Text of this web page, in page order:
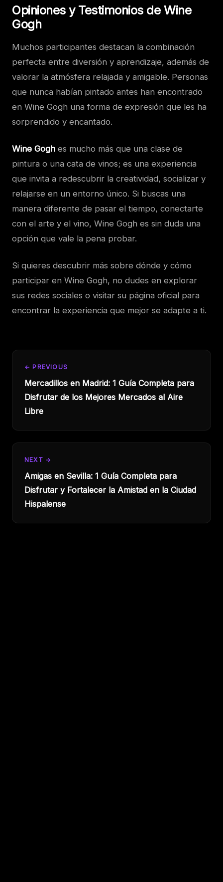
Opiniones y Testimonios de Wine
Gogh
Muchos participantes destacan la combinación
perfecta entre diversión y aprendizaje, además de
valorar la atmósfera relajada y amigable. Personas
que nunca habían pintado antes han encontrado
en Wine Gogh una forma de expresión que les ha
sorprendido y encantado.
Wine Gogh es mucho más que una clase de
pintura o una cata de vinos; es una experiencia
que invita a redescubrir la creatividad, socializar y
relajarse en un entorno único. Si buscas una
manera diferente de pasar el tiempo, conectarte
con el arte y el vino, Wine Gogh es sin duda una
opción que vale la pena probar.
Si quieres descubrir más sobre dónde y cómo
participar en Wine Gogh, no dudes en explorar
sus redes sociales o visitar su página oficial para
encontrar la experiencia que mejor se adapte a ti.
← PREVIOUS
Mercadillos en Madrid: 1 Guía Completa para
Disfrutar de los Mejores Mercados al Aire
Libre
NEXT →
Amigas en Sevilla: 1 Guía Completa para
Disfrutar y Fortalecer la Amistad en la Ciudad
Hispalense